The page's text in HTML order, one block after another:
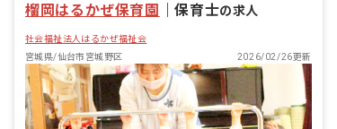
榴岡はるかぜ保育園 ｜保育士の求人
社会福祉法人はるかぜ福祉会
宮城県/仙台市宮城野区
2026/02/26更新